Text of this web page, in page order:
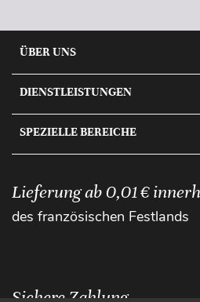
ÜBER UNS
DIENSTLEISTUNGEN
SPEZIELLE BEREICHE
Lieferung ab 0,01 €
des französischen Festlands
Sichere Zahlung